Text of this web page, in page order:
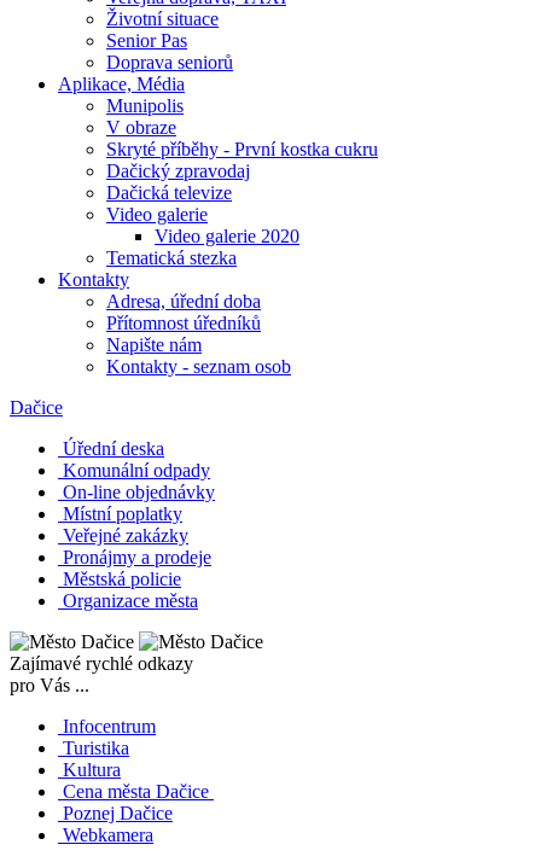
Životní situace
Senior Pas
Doprava seniorů
Aplikace, Média
Munipolis
V obraze
Skryté příběhy - První kostka cukru
Dačický zpravodaj
Dačická televize
Video galerie
Video galerie 2020
Tematická stezka
Kontakty
Adresa, úřední doba
Přítomnost úředníků
Napište nám
Kontakty - seznam osob
Dačice
Úřední deska
Komunální odpady
On-line objednávky
Místní poplatky
Veřejné zakázky
Pronájmy a prodeje
Městská policie
Organizace města
Zajímavé rychlé odkazy
pro Vás ...
Infocentrum
Turistika
Kultura
Cena města Dačice
Poznej Dačice
Webkamera